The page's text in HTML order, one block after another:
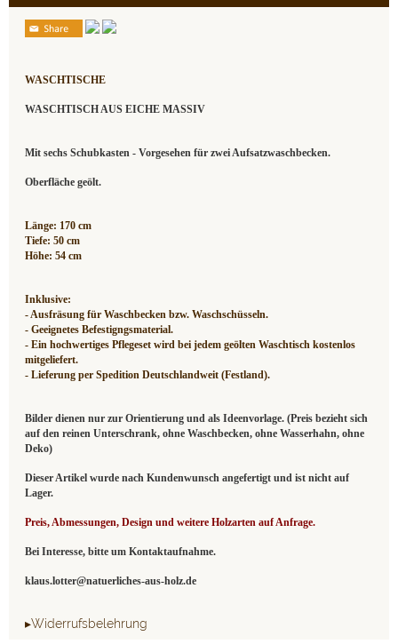
WASCHTISCHE
WASCHTISCH AUS EICHE MASSIV
Mit sechs Schubkasten - Vorgesehen für zwei Aufsatzwaschbecken.
Oberfläche geölt.
Länge: 170 cm
Tiefe: 50 cm
Höhe: 54 cm
Inklusive:
- Ausfräsung für Waschbecken bzw. Waschschüsseln.
- Geeignetes Befestigngsmaterial.
- Ein hochwertiges Pflegeset wird bei jedem geölten Waschtisch kostenlos
mitgeliefert.
- Lieferung per Spedition Deutschlandweit (Festland).
Bilder dienen nur zur Orientierung und als Ideenvorlage. (Preis bezieht sich
auf den reinen Unterschrank, ohne Waschbecken, ohne Wasserhahn, ohne
Deko)
Dieser Artikel wurde nach Kundenwunsch angefertigt und ist nicht auf
Lager.
Preis, Abmessungen, Design und weitere Holzarten auf Anfrage.
Bei Interesse, bitte um Kontaktaufnahme.
klaus.lotter@natuerliches-aus-holz.de
▸Widerrufsbelehrung